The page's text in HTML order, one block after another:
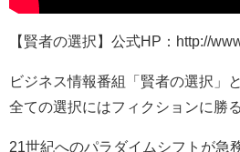
【賢者の選択】公式HP：http://
ビジネス情報番組「賢者の選択」
全ての選択にはフィクションに勝
21世紀へのパラダイムシフトが急